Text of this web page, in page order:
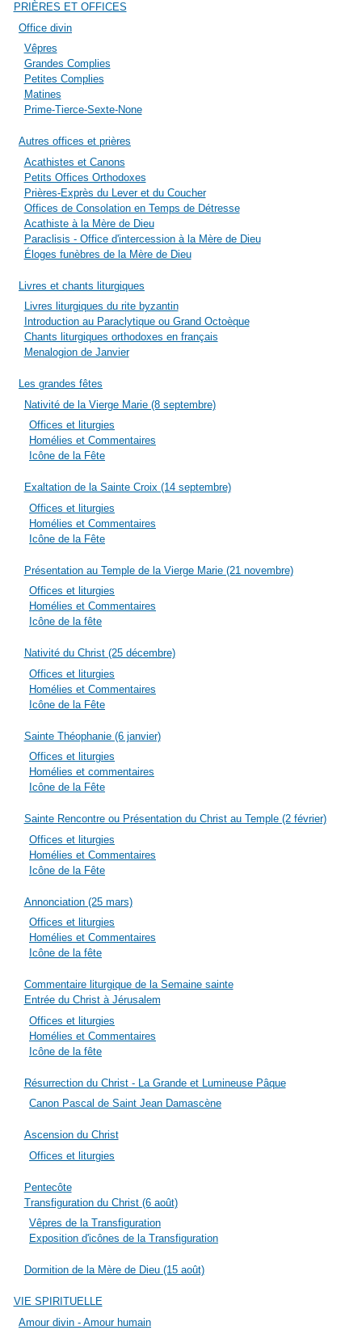
PRIÈRES ET OFFICES
Office divin
Vêpres
Grandes Complies
Petites Complies
Matines
Prime-Tierce-Sexte-None
Autres offices et prières
Acathistes et Canons
Petits Offices Orthodoxes
Prières-Exprès du Lever et du Coucher
Offices de Consolation en Temps de Détresse
Acathiste à la Mère de Dieu
Paraclisis - Office d'intercession à la Mère de Dieu
Éloges funèbres de la Mère de Dieu
Livres et chants liturgiques
Livres liturgiques du rite byzantin
Introduction au Paraclytique ou Grand Octoèque
Chants liturgiques orthodoxes en français
Menalogion de Janvier
Les grandes fêtes
Nativité de la Vierge Marie (8 septembre)
Offices et liturgies
Homélies et Commentaires
Icône de la Fête
Exaltation de la Sainte Croix (14 septembre)
Offices et liturgies
Homélies et Commentaires
Icône de la Fête
Présentation au Temple de la Vierge Marie (21 novembre)
Offices et liturgies
Homélies et Commentaires
Icône de la fête
Nativité du Christ (25 décembre)
Offices et liturgies
Homélies et Commentaires
Icône de la Fête
Sainte Théophanie (6 janvier)
Offices et liturgies
Homélies et commentaires
Icône de la Fête
Sainte Rencontre ou Présentation du Christ au Temple (2 février)
Offices et liturgies
Homélies et Commentaires
Icône de la Fête
Annonciation (25 mars)
Offices et liturgies
Homélies et Commentaires
Icône de la fête
Commentaire liturgique de la Semaine sainte
Entrée du Christ à Jérusalem
Offices et liturgies
Homélies et Commentaires
Icône de la fête
Résurrection du Christ - La Grande et Lumineuse Pâque
Canon Pascal de Saint Jean Damascène
Ascension du Christ
Offices et liturgies
Pentecôte
Transfiguration du Christ (6 août)
Vêpres de la Transfiguration
Exposition d'icônes de la Transfiguration
Dormition de la Mère de Dieu (15 août)
VIE SPIRITUELLE
Amour divin - Amour humain